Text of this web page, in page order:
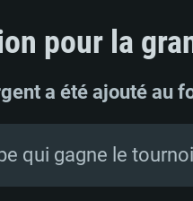
pour la
a été ajouté au
qui gagne le